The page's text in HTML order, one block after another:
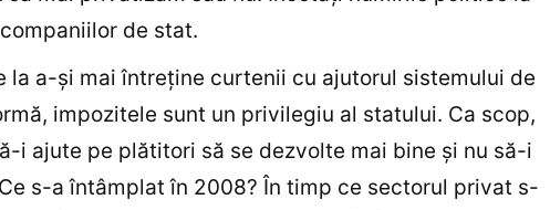
de stat.
la a-şi mai întreţine curtenii cu ajutorul sistemului de
impozitele sunt un privilegiu al statului. Ca scop,
i ajute pe plătitori să se dezvolte mai bine şi nu să-i
s-a întâmplat în 2008? În timp ce sectorul privat s-